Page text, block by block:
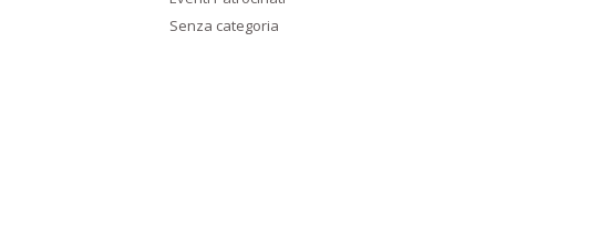
Senza categoria